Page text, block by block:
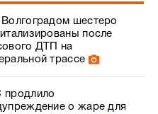
Волгоградом шестеро
после
ДТП на
трассе
о жаре для